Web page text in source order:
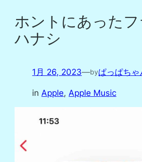
ホントにあった
ハナシ
1月 26, 2023—byぱっぱちゃ
inApple, Apple Music